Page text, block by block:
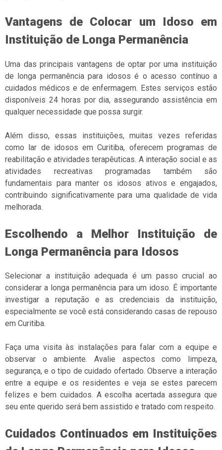
Vantagens de Colocar um Idoso em
Instituição de Longa Permanência
Uma das principais vantagens de optar por uma instituição
de longa permanência para idosos é o acesso contínuo a
cuidados médicos e de enfermagem. Estes serviços estão
disponíveis 24 horas por dia, assegurando assistência em
qualquer necessidade que possa surgir.
Além disso, essas instituições, muitas vezes referidas
como lar de idosos em Curitiba, oferecem programas de
reabilitação e atividades terapêuticas. A interação social e as
atividades recreativas programadas também são
fundamentais para manter os idosos ativos e engajados,
contribuindo significativamente para uma qualidade de vida
melhorada.
Escolhendo a Melhor Instituição de
Longa Permanência para Idosos
Selecionar a instituição adequada é um passo crucial ao
considerar a longa permanência para um idoso. É importante
investigar a reputação e as credenciais da instituição,
especialmente se você está considerando casas de repouso
em Curitiba.
Faça uma visita às instalações para falar com a equipe e
observar o ambiente. Avalie aspectos como limpeza,
segurança, e o tipo de cuidado ofertado. Observe a interação
entre a equipe e os residentes e veja se estes parecem
felizes e bem cuidados. A escolha acertada assegura que
seu ente querido será bem assistido e tratado com respeito.
Cuidados Continuados em Instituições